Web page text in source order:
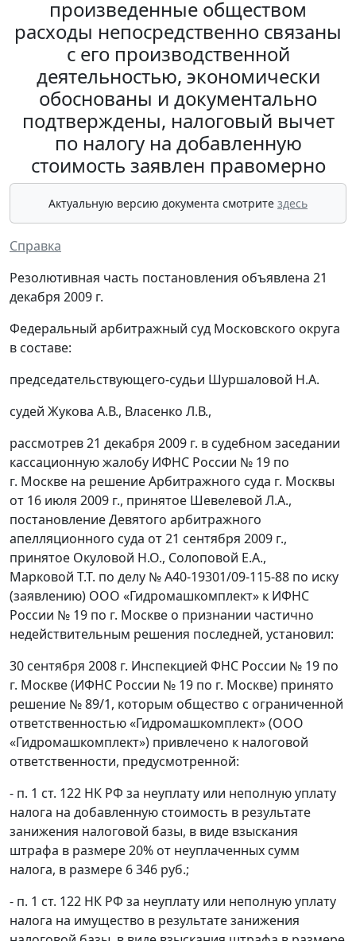
произведенные обществом
расходы непосредственно связаны
с его производственной
деятельностью, экономически
обоснованы и документально
подтверждены, налоговый вычет
по налогу на добавленную
стоимость заявлен правомерно
Актуальную версию документа смотрите здесь
Справка
Резолютивная часть постановления объявлена 21
декабря 2009 г.
Федеральный арбитражный суд Московского округа
в составе:
председательствующего-судьи Шуршаловой Н.А.
судей Жукова А.В., Власенко Л.В.,
рассмотрев 21 декабря 2009 г. в судебном заседании
кассационную жалобу ИФНС России № 19 по
г. Москве на решение Арбитражного суда г. Москвы
от 16 июля 2009 г., принятое Шевелевой Л.А.,
постановление Девятого арбитражного
апелляционного суда от 21 сентября 2009 г.,
принятое Окуловой Н.О., Солоповой Е.А.,
Марковой Т.Т. по делу № А40-19301/09-115-88 по иску
(заявлению) ООО «Гидромашкомплект» к ИФНС
России № 19 по г. Москве о признании частично
недействительным решения последней, установил:
30 сентября 2008 г. Инспекцией ФНС России № 19 по
г. Москве (ИФНС России № 19 по г. Москве) принято
решение № 89/1, которым общество с ограниченной
ответственностью «Гидромашкомплект» (ООО
«Гидромашкомплект») привлечено к налоговой
ответственности, предусмотренной:
- п. 1 ст. 122 НК РФ за неуплату или неполную уплату
налога на добавленную стоимость в результате
занижения налоговой базы, в виде взыскания
штрафа в размере 20% от неуплаченных сумм
налога, в размере 6 346 руб.;
- п. 1 ст. 122 НК РФ за неуплату или неполную уплату
налога на имущество в результате занижения